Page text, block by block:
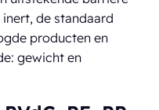
de standaard
producten en
gewicht en